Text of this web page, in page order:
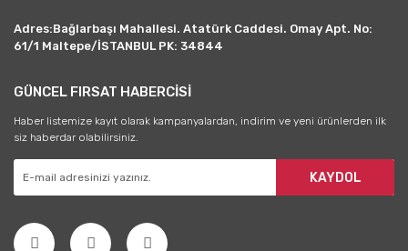
Adres:Bağlarbaşı Mahallesi. Atatürk Caddesi. Omay Apt. No:
61/1 Maltepe/İSTANBUL PK: 34844
GÜNCEL FIRSAT HABERCİSİ
Haber listemize kayıt olarak kampanyalardan, indirim ve yeni ürünlerden ilk
siz haberdar olabilirsiniz.
KAYDOL